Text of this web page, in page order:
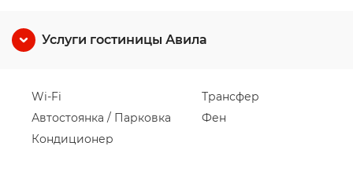
Услуги гостиницы Авила
Wi-Fi
Автостоянка / Парковка
Кондиционер
Трансфер
Фен